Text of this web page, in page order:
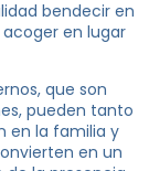
bendecir en
en lugar
que son
pueden tanto
en la familia y
en un